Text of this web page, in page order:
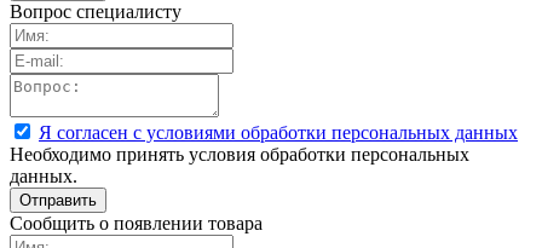
Вопрос специалисту
Я согласен с условиями обработки персональных данных
Необходимо принять условия обработки персональных
данных.
Сообщить о появлении товара